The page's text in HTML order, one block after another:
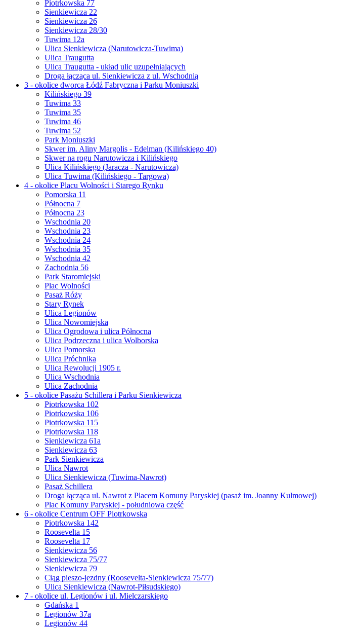
Piotrkowska 77
Sienkiewicza 22
Sienkiewicza 26
Sienkiewicza 28/30
Tuwima 12a
Ulica Sienkiewicza (Narutowicza-Tuwima)
Ulica Traugutta
Ulica Traugutta - układ ulic uzupełniających
Droga łącząca ul. Sienkiewicza z ul. Wschodnią
3 - okolice dworca Łódź Fabryczna i Parku Moniuszki
Kilińskiego 39
Tuwima 33
Tuwima 35
Tuwima 46
Tuwima 52
Park Moniuszki
Skwer im. Aliny Margolis - Edelman (Kilińskiego 40)
Skwer na rogu Narutowicza i Kilińskiego
Ulica Kilińskiego (Jaracza - Narutowicza)
Ulica Tuwima (Kilińskiego - Targowa)
4 - okolice Placu Wolności i Starego Rynku
Pomorska 11
Północna 7
Północna 23
Wschodnia 20
Wschodnia 23
Wschodnia 24
Wschodnia 35
Wschodnia 42
Zachodnia 56
Park Staromiejski
Plac Wolności
Pasaż Róży
Stary Rynek
Ulica Legionów
Ulica Nowomiejska
Ulica Ogrodowa i ulica Północna
Ulica Podrzeczna i ulica Wolborska
Ulica Pomorska
Ulica Próchnika
Ulica Rewolucji 1905 r.
Ulica Wschodnia
Ulica Zachodnia
5 - okolice Pasażu Schillera i Parku Sienkiewicza
Piotrkowska 102
Piotrkowska 106
Piotrkowska 115
Piotrkowska 118
Sienkiewicza 61a
Sienkiewicza 63
Park Sienkiewicza
Ulica Nawrot
Ulica Sienkiewicza (Tuwima-Nawrot)
Pasaż Schillera
Droga łącząca ul. Nawrot z Placem Komuny Paryskiej (pasaż im. Joanny Kulmowej)
Plac Komuny Paryskiej - południowa część
6 - okolice Centrum OFF Piotrkowska
Piotrkowska 142
Roosevelta 15
Roosevelta 17
Sienkiewicza 56
Sienkiewicza 75/77
Sienkiewicza 79
Ciąg pieszo-jezdny (Roosevelta-Sienkiewicza 75/77)
Ulica Sienkiewicza (Nawrot-Piłsudskiego)
7 - okolice ul. Legionów i ul. Mielczarskiego
Gdańska 1
Legionów 37a
Legionów 44